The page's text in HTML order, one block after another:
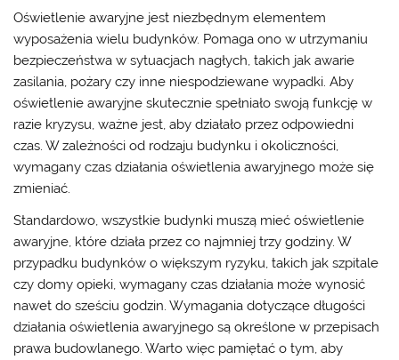
Oświetlenie awaryjne jest niezbędnym elementem
wyposażenia wielu budynków. Pomaga ono w utrzymaniu
bezpieczeństwa w sytuacjach nagłych, takich jak awarie
zasilania, pożary czy inne niespodziewane wypadki. Aby
oświetlenie awaryjne skutecznie spełniało swoją funkcję w
razie kryzysu, ważne jest, aby działało przez odpowiedni
czas. W zależności od rodzaju budynku i okoliczności,
wymagany czas działania oświetlenia awaryjnego może się
zmieniać.
Standardowo, wszystkie budynki muszą mieć oświetlenie
awaryjne, które działa przez co najmniej trzy godziny. W
przypadku budynków o większym ryzyku, takich jak szpitale
czy domy opieki, wymagany czas działania może wynosić
nawet do sześciu godzin. Wymagania dotyczące długości
działania oświetlenia awaryjnego są określone w przepisach
prawa budowlanego. Warto więc pamiętać o tym, aby